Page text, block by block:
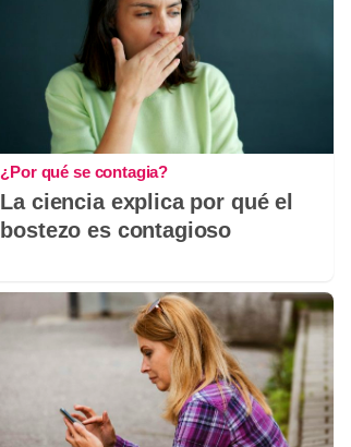
¿Por qué se contagia?
La ciencia explica por qué el
bostezo es contagioso